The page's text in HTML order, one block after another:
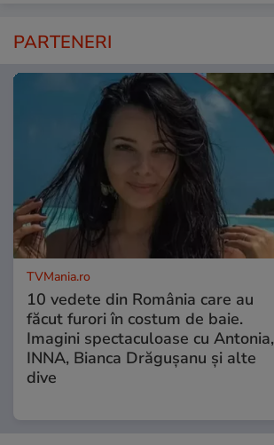
PARTENERI
TVMania.ro
10 vedete din România care au
făcut furori în costum de baie.
Imagini spectaculoase cu Antonia,
INNA, Bianca Drăgușanu și alte
dive